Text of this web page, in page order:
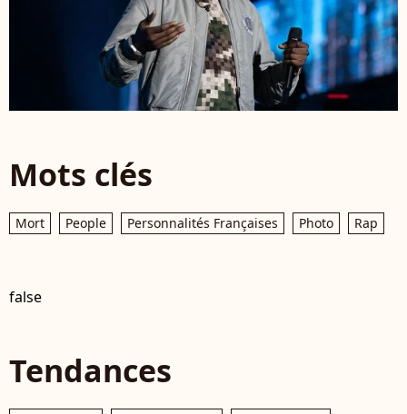
Mots clés
Mort People Personnalités Françaises Photo Rap
false
Tendances